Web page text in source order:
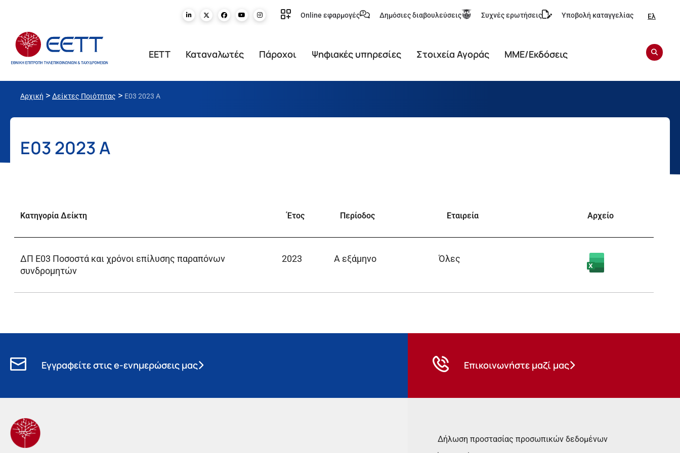
Online εφαρμογές Δημόσιες διαβουλεύσεις Συχνές ερωτήσεις Υποβολή καταγγελίας Ελ
ΕΕΤΤ Καταναλωτές Πάροχοι Ψηφιακές υπηρεσίες Στοιχεία Αγοράς ΜΜΕ/Εκδόσεις
Αρχική > Δείκτες Ποιότητας > Ε03 2023 Α
Ε03 2023 Α
Κατηγορία Δείκτη Έτος Περίοδος Εταιρεία Αρχείο
ΔΠ Ε03 Ποσοστά και χρόνοι επίλυσης παραπόνων
συνδρομητών
2023 Α εξάμηνο Όλες
Εγγραφείτε στις e-ενημερώσεις μας Επικοινωνήστε μαζί μας
Δήλωση προστασίας προσωπικών δεδομένων